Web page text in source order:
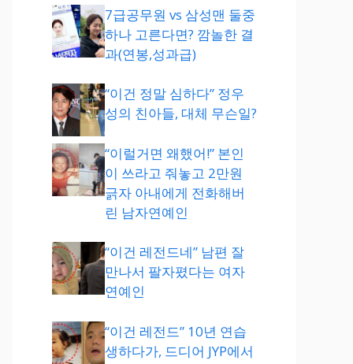
7급공무원 vs 삼성맨 둘중
하나 고른다면? 깜놀한 결
과(연봉,성과급)
“이건 정말 심하다” 정우
성의 친아들, 대체 무슨일?
“이럴거면 왜했어!” 본인
이 쓰라고 줘놓고 2만원
긁자 아내에게 전화해버
린 남자연예인
“이건 레전드네” 남편 잘
만나서 팔자폈다는 여자
연예인
“이건 레전드” 10년 연습
생하다가, 드디어 JYP에서